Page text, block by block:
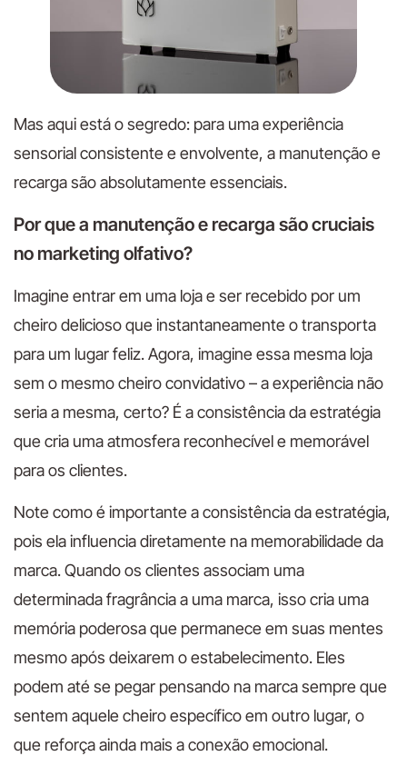
Mas aqui está o segredo: para uma experiência
sensorial consistente e envolvente, a manutenção e
recarga são absolutamente essenciais.
Por que a manutenção e recarga são cruciais
no marketing olfativo?
Imagine entrar em uma loja e ser recebido por um
cheiro delicioso que instantaneamente o transporta
para um lugar feliz. Agora, imagine essa mesma loja
sem o mesmo cheiro convidativo – a experiência não
seria a mesma, certo? É a consistência da estratégia
que cria uma atmosfera reconhecível e memorável
para os clientes.
Note como é importante a consistência da estratégia,
pois ela influencia diretamente na memorabilidade da
marca. Quando os clientes associam uma
determinada fragrância a uma marca, isso cria uma
memória poderosa que permanece em suas mentes
mesmo após deixarem o estabelecimento. Eles
podem até se pegar pensando na marca sempre que
sentem aquele cheiro específico em outro lugar, o
que reforça ainda mais a conexão emocional.